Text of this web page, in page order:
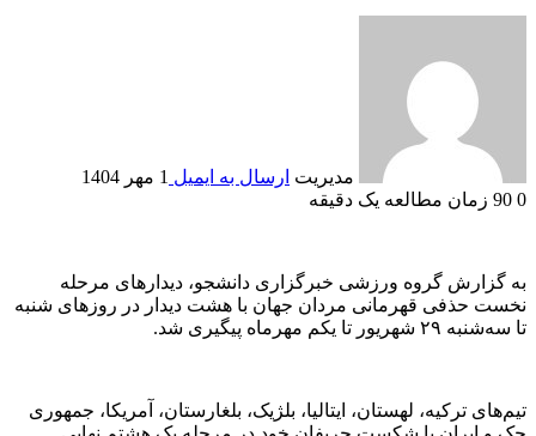
مدیریت ارسال به ایمیل 1 مهر 1404
0
زمان مطالعه یک دقیقه
به گزارش گروه ورزشی خبرگزاری دانشجو، دیدار‌های مرحله
نخست حذفی قهرمانی مردان جهان با هشت دیدار در روز‌های شنبه
تا سه‌شنبه ۲۹ شهریور تا یکم مهرماه پیگیری شد.
تیم‌های ترکیه، لهستان، ایتالیا، بلژیک، بلغارستان، آمریکا، جمهوری